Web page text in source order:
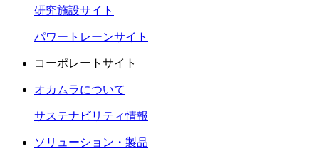
研究施設サイト
パワートレーンサイト
コーポレートサイト
オカムラについて
サステナビリティ情報
ソリューション・製品